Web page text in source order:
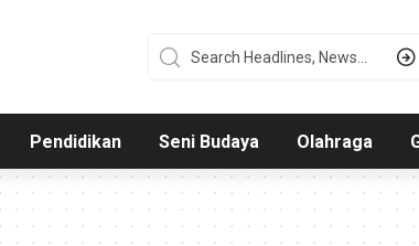
Pendidikan Seni Budaya Olahraga